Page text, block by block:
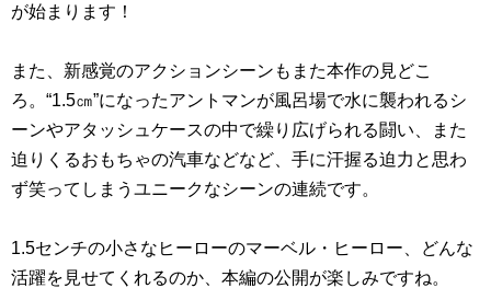
が始まります！
また、新感覚のアクションシーンもまた本作の見どこ
ろ。“1.5㎝”になったアントマンが風呂場で水に襲われるシ
ーンやアタッシュケースの中で繰り広げられる闘い、また
迫りくるおもちゃの汽車などなど、手に汗握る迫力と思わ
ず笑ってしまうユニークなシーンの連続です。
1.5センチの小さなヒーローのマーベル・ヒーロー、どんな
活躍を見せてくれるのか、本編の公開が楽しみですね。